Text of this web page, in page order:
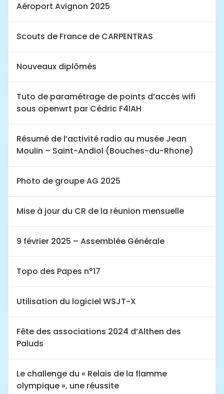
Aéroport Avignon 2025
Scouts de France de CARPENTRAS
Nouveaux diplômés
Tuto de paramétrage de points d’accès wifi
sous openwrt par Cédric F4IAH
Résumé de l’activité radio au musée Jean
Moulin – Saint-Andiol (Bouches-du-Rhone)
Photo de groupe AG 2025
Mise à jour du CR de la réunion mensuelle
9 février 2025 – Assemblée Générale
Topo des Papes n°17
Utilisation du logiciel WSJT-X
Fête des associations 2024 d’Althen des
Paluds
Le challenge du « Relais de la flamme
olympique », une réussite